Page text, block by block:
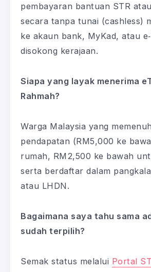
pembayaran bantuan STR
secara tanpa tunai (cashless)
ke akaun bank, MyKad, atau
disokong kerajaan.
Siapa yang layak menerima
Rahmah?
Warga Malaysia yang
pendapatan (RM5,000 ke
rumah, RM2,500 ke bawah
serta berdaftar dalam
atau LHDN.
Bagaimana saya tahu sama
sudah terpilih?
Semak status melalui Portal